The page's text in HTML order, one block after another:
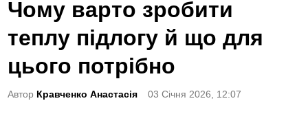
t
e
d
i
Чому варто зробити
теплу підлогу й що для
цього потрібно
Автор Кравченко Анастасія 03 Січня 2026, 12:07